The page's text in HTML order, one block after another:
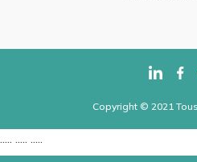
Copyright © 2021
..... ..... .....
..... ..... .....